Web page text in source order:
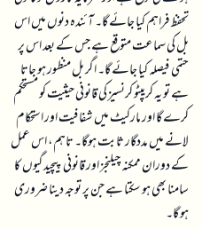
تحفظ فراہم کیا جائے گا۔ آئندہ دنوں میں اس
بل کی سماعت متوقع ہے جس کے بعد اس پر
حتمی فیصلہ کیا جائے گا۔ اگر بل منظور ہو جاتا
ہے تو یہ کریپٹو کرنسیز کی قانونی حیثیت کو مستحکم
کرے گا اور مارکیٹ میں شفافیت اور استحکام
لانے میں مددگار ثابت ہوگا۔ تاہم، اس عمل
کے دوران ممکنہ چیلنجز اور قانونی پیچیدگیوں کا
سامنا بھی ہو سکتا ہے جن پر توجہ دینا ضروری
ہو گا۔